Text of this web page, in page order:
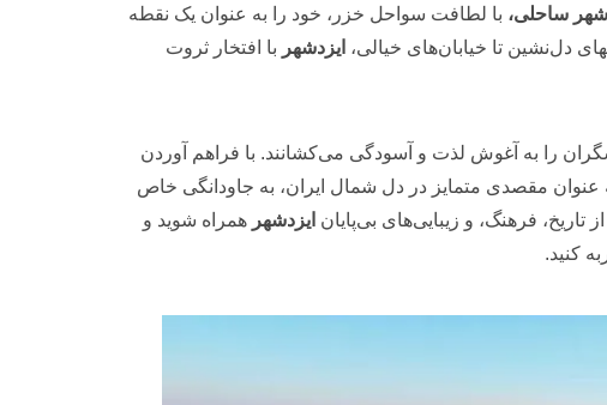
شهر ساحلی، با لطافت سواحل خزر، خود را به عنوان یک نقطه
دل‌نشین تا خیابان‌های خیالی، ایزدشهر با افتخار ثروت
را به آغوش لذت و آسودگی می‌کشانند. با فراهم آوردن
مقصدی متمایز در دل شمال ایران، به جاودانگی خاص
تاریخ، فرهنگ، و زیبایی‌های بی‌پایان ایزدشهر همراه شوید و
کنید.